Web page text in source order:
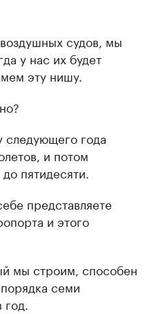
судов, мы
у нас их будет
эту нишу.
года
и потом
пятидесяти.
представляете
и этого
мы строим, способен
семи
год.